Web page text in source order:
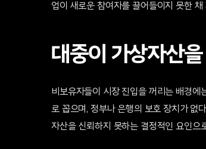
업이 새로운 참여자를 끌어들이지 못한
대중이 가상자산
비보유자들이 시장 진입을 꺼리는 배경에
로 꼽으며, 정부나 은행의 보호 장치가 없
자산을 신뢰하지 못하는 결정적인 요인으